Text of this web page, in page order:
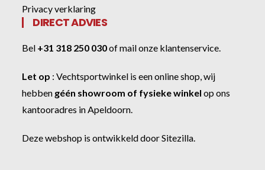
Privacy verklaring
DIRECT ADVIES
Bel +31 318 250 030ofmail onze klantenservice.
Let op :Vechtsportwinkel is een online shop, wij
hebben géén showroom of fysieke winkel op ons
kantooradres in Apeldoorn.
Deze webshop is ontwikkeld doorSitezilla.